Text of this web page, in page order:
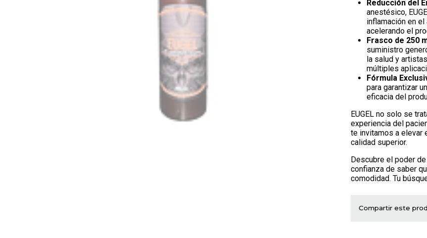
Reducción del
anestésico,
inflamación en
acelerando el
Frasco de 250
suministro
la salud y
múltiples
Fórmula
para garantizar
eficacia del
EUGEL no solo se
experiencia del
te invitamos a elevar
calidad superior.
Descubre el poder
confianza de saber
comodidad. Tu
Compartir este